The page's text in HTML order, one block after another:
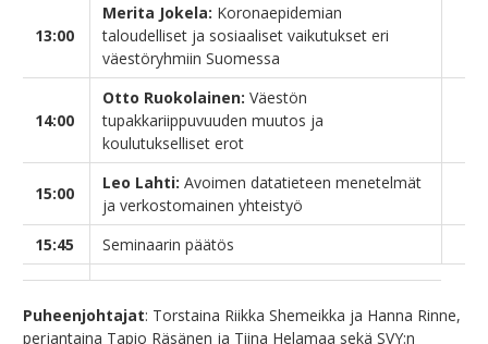
13:00
Merita Jokela: Koronaepidemian
taloudelliset ja sosiaaliset vaikutukset eri
väestöryhmiin Suomessa
14:00
Otto Ruokolainen: Väestön
tupakkariippuvuuden muutos ja
koulutukselliset erot
15:00
Leo Lahti: Avoimen datatieteen menetelmät
ja verkostomainen yhteistyö
15:45
Seminaarin päätös
Puheenjohtajat: Torstaina Riikka Shemeikka ja Hanna Rinne,
perjantaina Tapio Räsänen ja Tiina Helamaa sekä SVY:n